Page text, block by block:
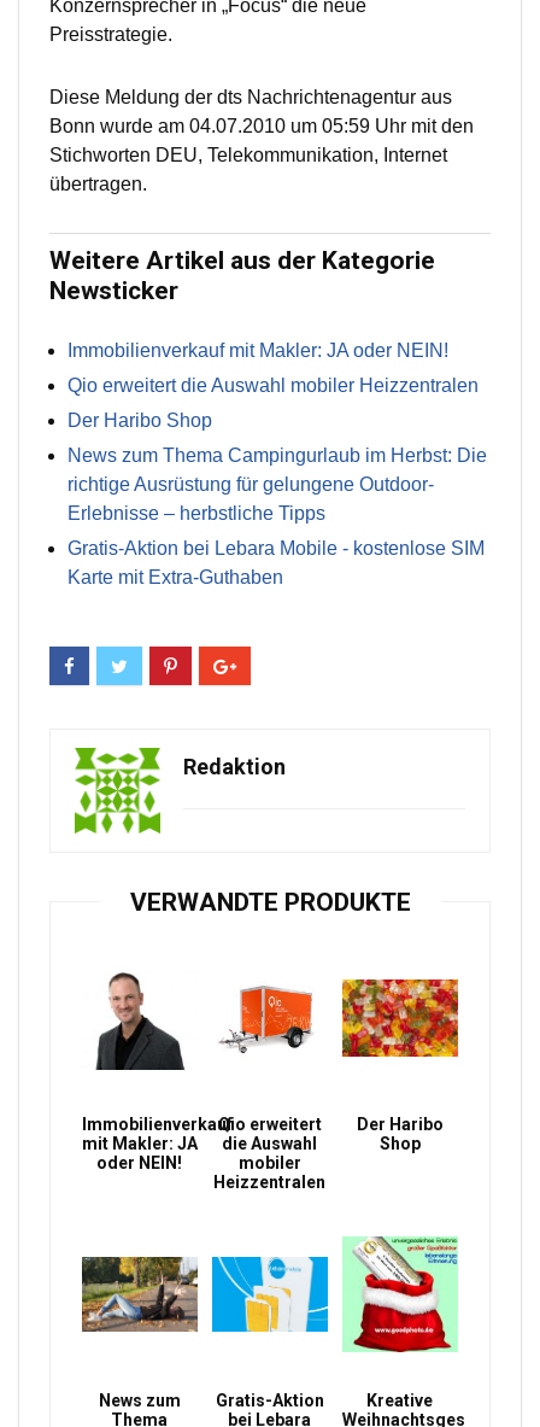
Konzernsprecher in „Focus“ die neue
Preisstrategie.
Diese Meldung der dts Nachrichtenagentur aus
Bonn wurde am 04.07.2010 um 05:59 Uhr mit den
Stichworten DEU, Telekommunikation, Internet
übertragen.
Weitere Artikel aus der Kategorie
Newsticker
Immobilienverkauf mit Makler: JA oder NEIN!
Qio erweitert die Auswahl mobiler Heizzentralen
Der Haribo Shop
News zum Thema Campingurlaub im Herbst: Die
richtige Ausrüstung für gelungene Outdoor-
Erlebnisse – herbstliche Tipps
Gratis-Aktion bei Lebara Mobile - kostenlose SIM
Karte mit Extra-Guthaben
Redaktion
VERWANDTE PRODUKTE
Immobilienverkauf
mit Makler: JA
oder NEIN!
Qio erweitert
die Auswahl
mobiler
Heizzentralen
Der Haribo
Shop
News zum
Thema
Gratis-Aktion
bei Lebara
Kreative
Weihnachtsgeschenke